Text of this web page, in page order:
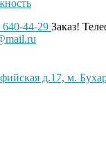
44-29 Заказ!
д.17, м.